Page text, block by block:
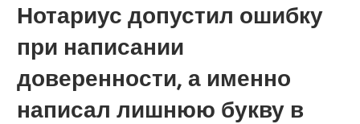
Нотариус допустил ошибку
при написании
доверенности, а именно
написал лишнюю букву в